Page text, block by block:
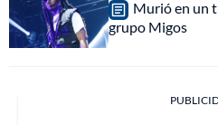
Murió en un
grupo Migos